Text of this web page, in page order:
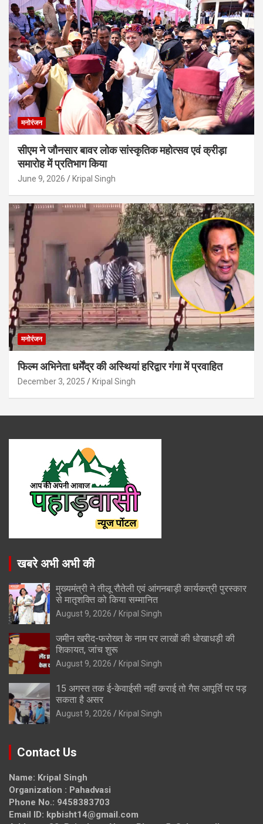
मनोरंजन
सीएम ने जौनसार बावर लोक सांस्कृतिक महोत्सव एवं क्रीड़ा
समारोह में प्रतिभाग किया
June 9, 2026 Kripal Singh
मनोरंजन
फिल्म अभिनेता धर्मेंद्र की अस्थियां हरिद्वार गंगा में प्रवाहित
December 3, 2025 Kripal Singh
खबरे अभी अभी की
मुख्यमंत्री ने तीलू रौतेली एवं आंगनबाड़ी कार्यकत्री पुरस्कार
से मातृशक्ति को किया सम्मानित
August 9, 2026 Kripal Singh
जमीन खरीद-फरोख्त के नाम पर लाखों की धोखाधड़ी की
शिकायत, जांच शुरू
August 9, 2026 Kripal Singh
15 अगस्त तक ई-केवाईसी नहीं कराई तो गैस आपूर्ति पर पड़
सकता है असर
August 9, 2026 Kripal Singh
Contact Us
Name: Kripal Singh
Organization : Pahadvasi
Phone No.: 9458383703
Email ID: kpbisht14@gmail.com